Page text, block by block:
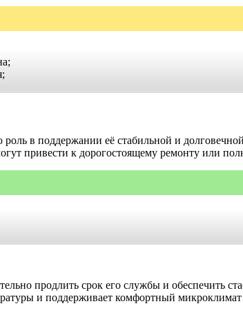
в поддержании её стабильной и
привести к дорогостоящему ремонту или
продлить срок его службы и обеспечить
и поддерживает комфортный